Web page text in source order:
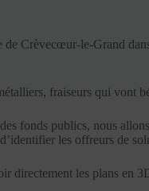
Crèvecœur-le-Grand
fraiseurs qui vont
fonds publics, nous
les offreurs de
directement les plans en